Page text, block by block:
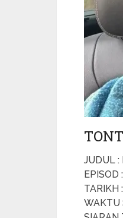
JUDUL :
EPISOD
TARIKH
WAKTU